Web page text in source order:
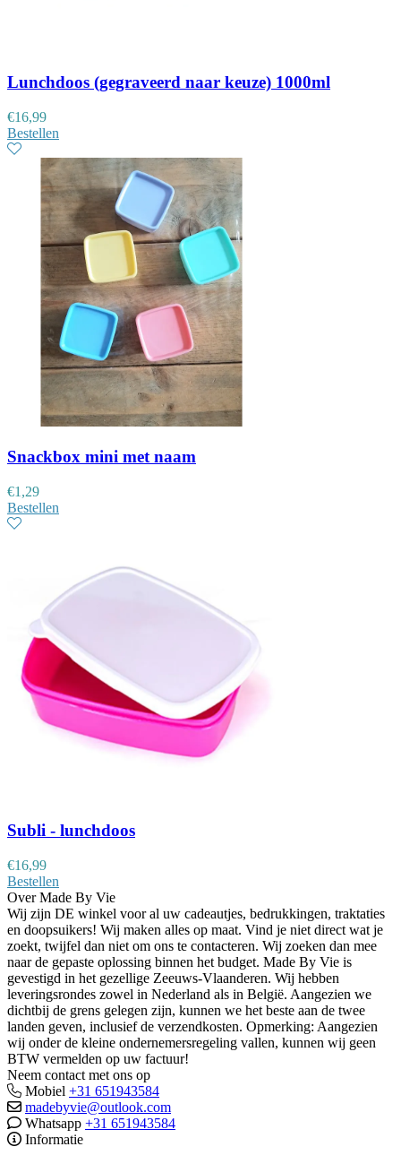
Lunchdoos (gegraveerd naar keuze) 1000ml
€16,99
Bestellen
Snackbox mini met naam
€1,29
Bestellen
Subli - lunchdoos
€16,99
Bestellen
Over Made By Vie
Wij zijn DE winkel voor al uw cadeautjes, bedrukkingen, traktaties
en doopsuikers! Wij maken alles op maat. Vind je niet direct wat je
zoekt, twijfel dan niet om ons te contacteren. Wij zoeken dan mee
naar de gepaste oplossing binnen het budget. Made By Vie is
gevestigd in het gezellige Zeeuws-Vlaanderen. Wij hebben
leveringsrondes zowel in Nederland als in België. Aangezien we
dichtbij de grens gelegen zijn, kunnen we het beste aan de twee
landen geven, inclusief de verzendkosten. Opmerking: Aangezien
wij onder de kleine ondernemersregeling vallen, kunnen wij geen
BTW vermelden op uw factuur!
Neem contact met ons op
Mobiel +31 651943584
madebyvie@outlook.com
Whatsapp +31 651943584
Informatie